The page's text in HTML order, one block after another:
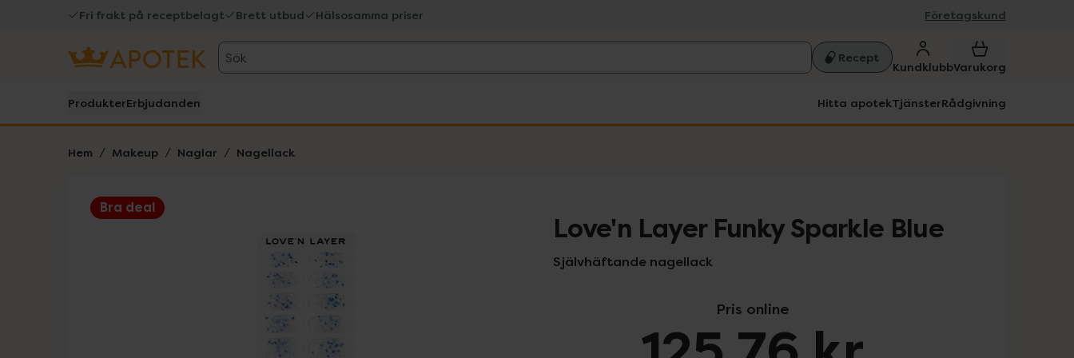
Fri frakt på receptbelagt Brett utbud Hälsosamma priser Företagskund
Sök Recept
KundklubbVarukorg
ProdukterErbjudanden Hitta apotekTjänsterRådgivning
Hem Makeup Naglar Nagellack
Bra deal
Lista: . Innehåller 3 objekt.
Love'n Layer Funky Sparkle Blue
Självhäftande nagellack
Pris online